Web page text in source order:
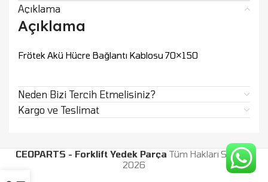
Açıklama
Açıklama
Frötek Akü Hücre Bağlantı Kablosu 70×150
Neden Bizi Tercih Etmelisiniz?
Kargo ve Teslimat
CEOPARTS - Forklift Yedek Parça Tüm Hakları Saklıdır.
2026